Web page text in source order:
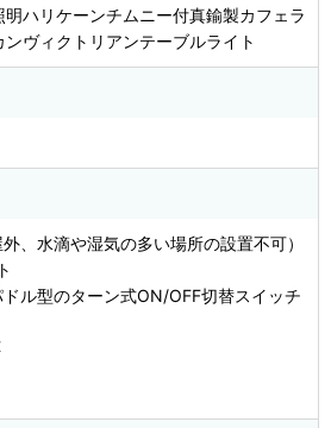
ハリケーンチムニー付真鍮製カフェラ
ヴィクトリアンテーブルライト
、水滴や湿気の多い場所の設置不可）
ル型のターン式ON/OFF切替スイッチ